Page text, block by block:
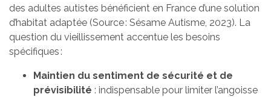
des adultes autistes bénéficient en France d’une solution
d’habitat adaptée (Source : Sésame Autisme, 2023). La
question du vieillissement accentue les besoins
spécifiques :
Maintien du sentiment de sécurité et de
prévisibilité : indispensable pour limiter l’angoisse